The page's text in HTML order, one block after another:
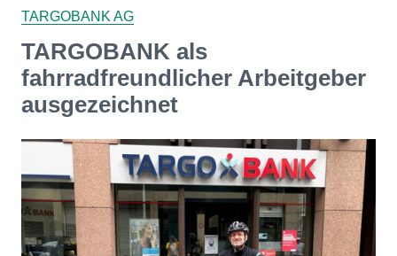
TARGOBANK AG
TARGOBANK als
fahrradfreundlicher Arbeitgeber
ausgezeichnet